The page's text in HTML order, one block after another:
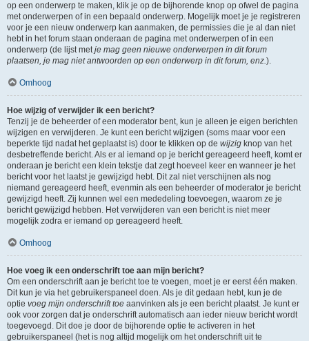
op een onderwerp te maken, klik je op de bijhorende knop op ofwel de pagina
met onderwerpen of in een bepaald onderwerp. Mogelijk moet je je registreren
voor je een nieuw onderwerp kan aanmaken, de permissies die je al dan niet
hebt in het forum staan onderaan de pagina met onderwerpen of in een
onderwerp (de lijst metje mag geen nieuwe onderwerpen in dit forum
plaatsen, je mag niet antwoorden op een onderwerp in dit forum, enz.).
Omhoog
Hoe wijzig of verwijder ik een bericht?
Tenzij je de beheerder of een moderator bent, kun je alleen je eigen berichten
wijzigen en verwijderen. Je kunt een bericht wijzigen (soms maar voor een
beperkte tijd nadat het geplaatst is) door te klikken op de wijzig knop van het
desbetreffende bericht. Als er al iemand op je bericht gereageerd heeft, komt er
onderaan je bericht een klein tekstje dat zegt hoeveel keer en wanneer je het
bericht voor het laatst je gewijzigd hebt. Dit zal niet verschijnen als nog
niemand gereageerd heeft, evenmin als een beheerder of moderator je bericht
gewijzigd heeft. Zij kunnen wel een mededeling toevoegen, waarom ze je
bericht gewijzigd hebben. Het verwijderen van een bericht is niet meer
mogelijk zodra er iemand op gereageerd heeft.
Omhoog
Hoe voeg ik een onderschrift toe aan mijn bericht?
Om een onderschrift aan je bericht toe te voegen, moet je er eerst één maken.
Dit kun je via het gebruikerspaneel doen. Als je dit gedaan hebt, kun je de
optie voeg mijn onderschrift toe aanvinken als je een bericht plaatst. Je kunt er
ook voor zorgen dat je onderschrift automatisch aan ieder nieuw bericht wordt
toegevoegd. Dit doe je door de bijhorende optie te activeren in het
gebruikerspaneel (het is nog altijd mogelijk om het onderschrift uit te